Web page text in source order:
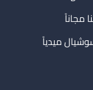
مجاناً
ميدياً